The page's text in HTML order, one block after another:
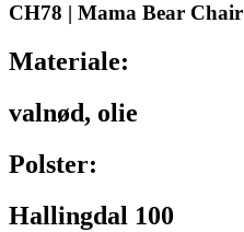
CH78 | Mama Bear Chair
Materiale:
valnød, olie
Polster:
Hallingdal 100